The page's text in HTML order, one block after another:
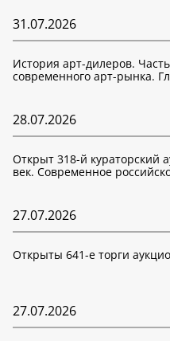
31.07.2026
История арт-дилеров.
современного арт-рынка.
28.07.2026
Открыт 318-й кураторский
век. Современное
27.07.2026
Открыты 641-е торги
27.07.2026